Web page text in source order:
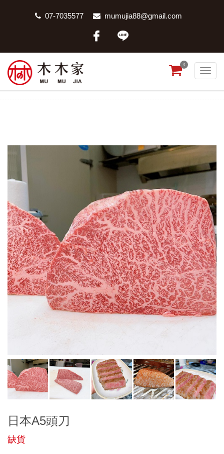
07-7035577 mumujia88@gmail.com
0
日本A5頭刀 商品分類 日本A5頭刀
日本A5頭刀
缺貨